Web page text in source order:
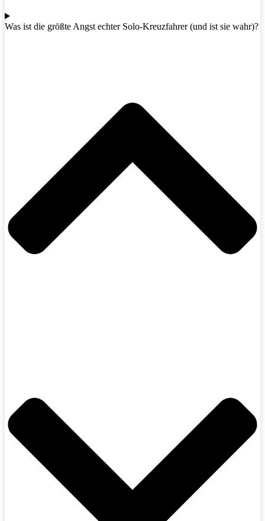
Was ist die größte Angst echter Solo-Kreuzfahrer (und ist sie wahr)?